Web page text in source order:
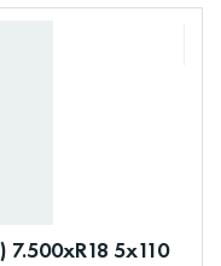
5x110